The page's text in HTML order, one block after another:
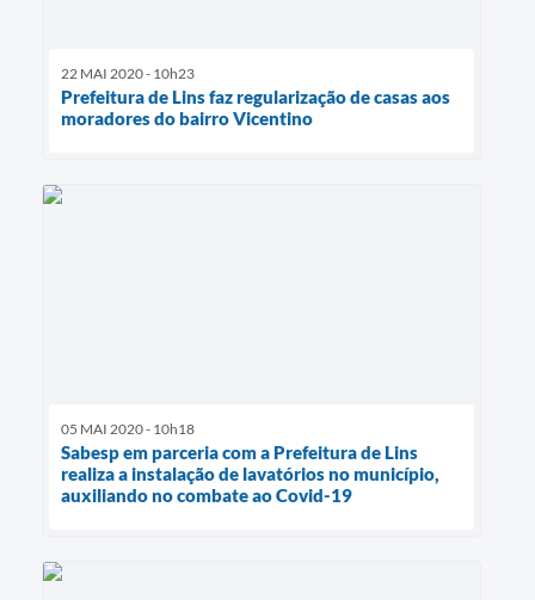
22 MAI 2020 - 10h23
Prefeitura de Lins faz regularização de casas aos
moradores do bairro Vicentino
05 MAI 2020 - 10h18
Sabesp em parceria com a Prefeitura de Lins
realiza a instalação de lavatórios no município,
auxiliando no combate ao Covid-19